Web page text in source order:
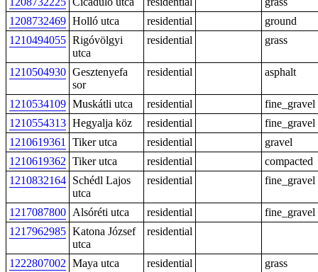
1208732469 Holló utca residential
ground
1210494055 Rigóvölgyi
utca
residential grass
1210504930 Gesztenyefa
sor
residential asphalt
1210534109 Muskátli utca residential
fine_gravel
1210554313 Hegyalja köz residential
fine_gravel
1210619361
Tiker utca residential
gravel
1210619362 Tiker utca residential
compacted
1210832164 Schédl Lajos
utca
residential fine_gravel
1217087800 Alsóréti utca residential
fine_gravel
1217962985 Katona József
utca
residential
1222807002 Maya utca residential
grass